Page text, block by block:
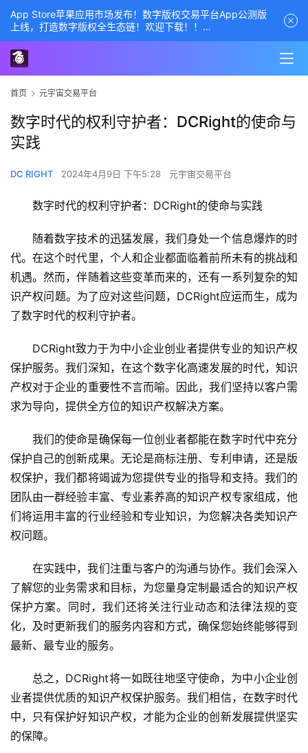
首页 元宇宙交易平台
数字时代的权利守护者：DCRight的使命与
实践
DC RIGHT 2024年4月9日 下午5:28 元宇宙交易平台
数字时代的权利守护者：DCRight的使命与实践
随着数字技术的迅猛发展，我们身处一个信息爆炸的时
代。在这个时代里，个人和企业都面临着前所未有的挑战和
机遇。然而，伴随着这些变革而来的，还有一系列复杂的知
识产权问题。为了应对这些问题，DCRight应运而生，成为
了数字时代的权利守护者。
DCRight致力于为中小企业创业者提供专业的知识产权
保护服务。我们深知，在这个数字化高速发展的时代，知识
产权对于企业的重要性不言而喻。因此，我们坚持以客户需
求为导向，提供全方位的知识产权解决方案。
我们的使命是确保每一位创业者都能在数字时代中充分
保护自己的创新成果。无论是商标注册、专利申请，还是版
权保护，我们都将竭诚为您提供专业的指导和支持。我们的
团队由一群经验丰富、专业素养高的知识产权专家组成，他
们将运用丰富的行业经验和专业知识，为您解决各类知识产
权问题。
在实践中，我们注重与客户的沟通与协作。我们会深入
了解您的业务需求和目标，为您量身定制最适合的知识产权
保护方案。同时，我们还将关注行业动态和法律法规的变
化，及时更新我们的服务内容和方式，确保您始终能够得到
最新、最专业的服务。
总之，DCRight将一如既往地坚守使命，为中小企业创
业者提供优质的知识产权保护服务。我们相信，在数字时代
中，只有保护好知识产权，才能为企业的创新发展提供坚实
的保障。
App Store苹果应用市场发布！数字版权交易平台App公测版
上线，打造数字版权全生态链！欢迎下载！！
商务经理联系方式——数字版权交易平台